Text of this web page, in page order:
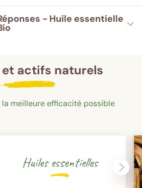
- Huile essentielle
et actifs naturels
meilleure efficacité possible
Huiles essentielles